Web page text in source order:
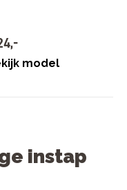
,-
model
instap